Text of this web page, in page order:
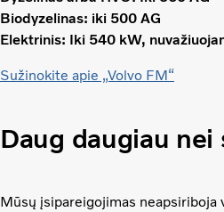
Biodyzelinas: iki 500 AG
Elektrinis: Iki 540 kW,
Sužinokite apie „Volvo FM“
Daug daugiau nei
Mūsų įsipareigojimas neapsiriboja